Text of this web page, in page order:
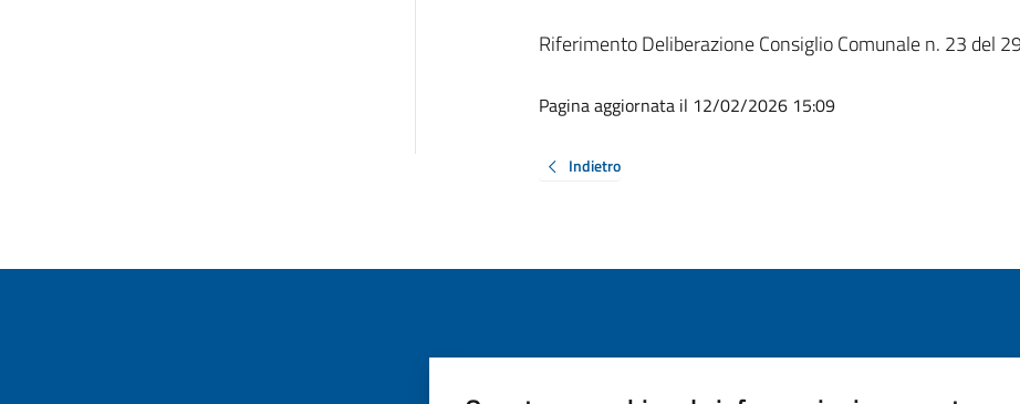
Riferimento Deliberazione Consiglio Comunale n. 23 del
Pagina aggiornata il 12/02/2026 15:09
Indietro